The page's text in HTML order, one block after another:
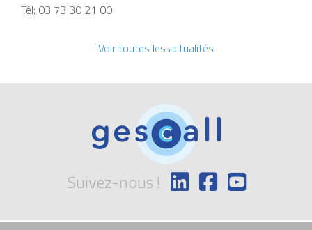
Tél: 03 73 30 21 00
Voir toutes les actualités
Suivez-nous !